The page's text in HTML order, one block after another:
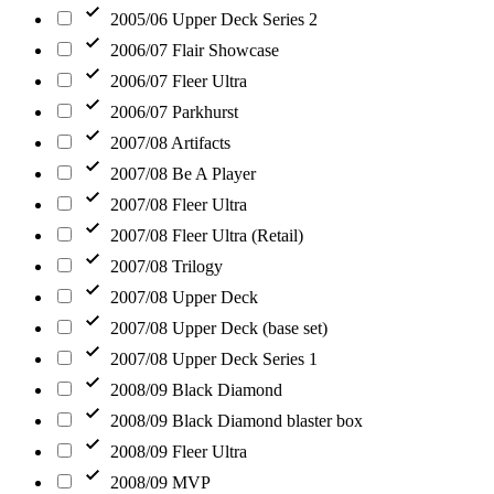
2005/06 Upper Deck Series 2
2006/07 Flair Showcase
2006/07 Fleer Ultra
2006/07 Parkhurst
2007/08 Artifacts
2007/08 Be A Player
2007/08 Fleer Ultra
2007/08 Fleer Ultra (Retail)
2007/08 Trilogy
2007/08 Upper Deck
2007/08 Upper Deck (base set)
2007/08 Upper Deck Series 1
2008/09 Black Diamond
2008/09 Black Diamond blaster box
2008/09 Fleer Ultra
2008/09 MVP